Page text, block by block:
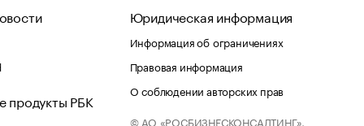
продукты РБК
Юридическая информация
Информация об ограничениях
Правовая информация
О соблюдении авторских прав
© АО «РОСБИЗНЕСКОНСАЛТИНГ»,